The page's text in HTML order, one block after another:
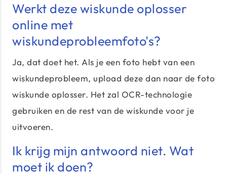
Werkt deze wiskunde oplosser
online met
wiskundeprobleemfoto's?
Ja, dat doet het. Als je een foto hebt van een
wiskundeprobleem, upload deze dan naar de foto
wiskunde oplosser. Het zal OCR-technologie
gebruiken en de rest van de wiskunde voor je
uitvoeren.
Ik krijg mijn antwoord niet. Wat
moet ik doen?